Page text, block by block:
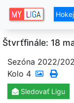
Štvrťfinále: 18
Sezóna 2022/
Kolo 4
Sledovať Ligu